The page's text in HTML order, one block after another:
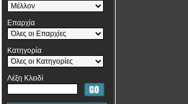
Επαρχία
Κατηγορία
Λέξη Κλειδί